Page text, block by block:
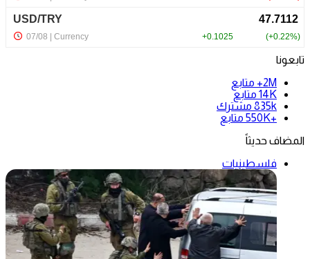
تابعونا
2M+
متابع
14K متابع
835k مشترك
+550K
متابع
المضاف حديثاً
فلسطينيات